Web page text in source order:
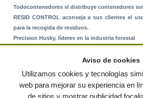
Todocontenedores sl distribuye contenedores
RESID CONTROL aconseja a sus clientes el
para la recogida de residuos.
Precision Husky, líderes en la industria forestal
Aviso de cookies
Utilizamos cookies y tecnologías
web para mejorar su experiencia en
de sitios y mostrar publicidad